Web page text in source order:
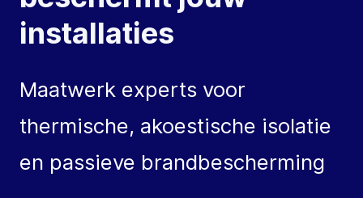
installaties
Maatwerk experts voor
thermische, akoestische isolatie
en passieve brandbescherming